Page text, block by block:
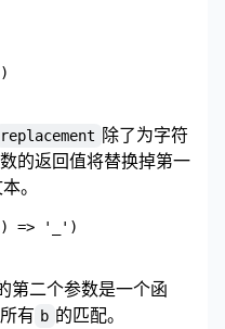
replacement 除了为字符
的返回值将替换掉第一
。
=> '_')
第二个参数是一个函
有 b 的匹配。